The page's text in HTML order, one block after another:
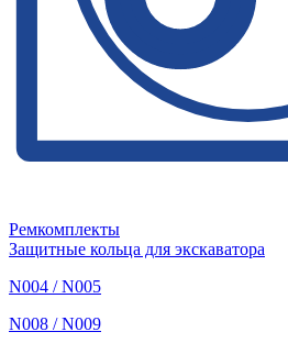
Ремкомплекты
Защитные кольца для экскаватора
N004 / N005
N008 / N009